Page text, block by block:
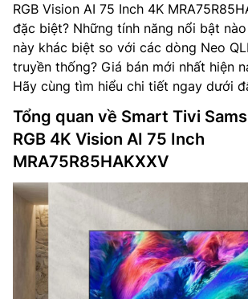
RGB Vision AI 75 Inch 4K
đặc biệt? Những tính năng nổi bật
này khác biệt so với các dòng Neo
truyền thống? Giá bán mới nhất hiện
Hãy cùng tìm hiểu chi tiết ngay dưới
Tổng quan về Smart Tivi
RGB 4K Vision AI 75 Inch
MRA75R85HAKXXV